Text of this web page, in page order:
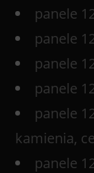
panele
panele
panele
panele
panele
kamienia,
panele